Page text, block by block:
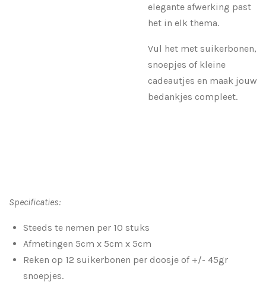
elegante afwerking past
het in elk thema.
Vul het met suikerbonen,
snoepjes of kleine
cadeautjes en maak jouw
bedankjes compleet.
Specificaties:
Steeds te nemen per 10 stuks
Afmetingen 5cm x 5cm x 5cm
Reken op 12 suikerbonen per doosje of +/- 45gr
snoepjes.